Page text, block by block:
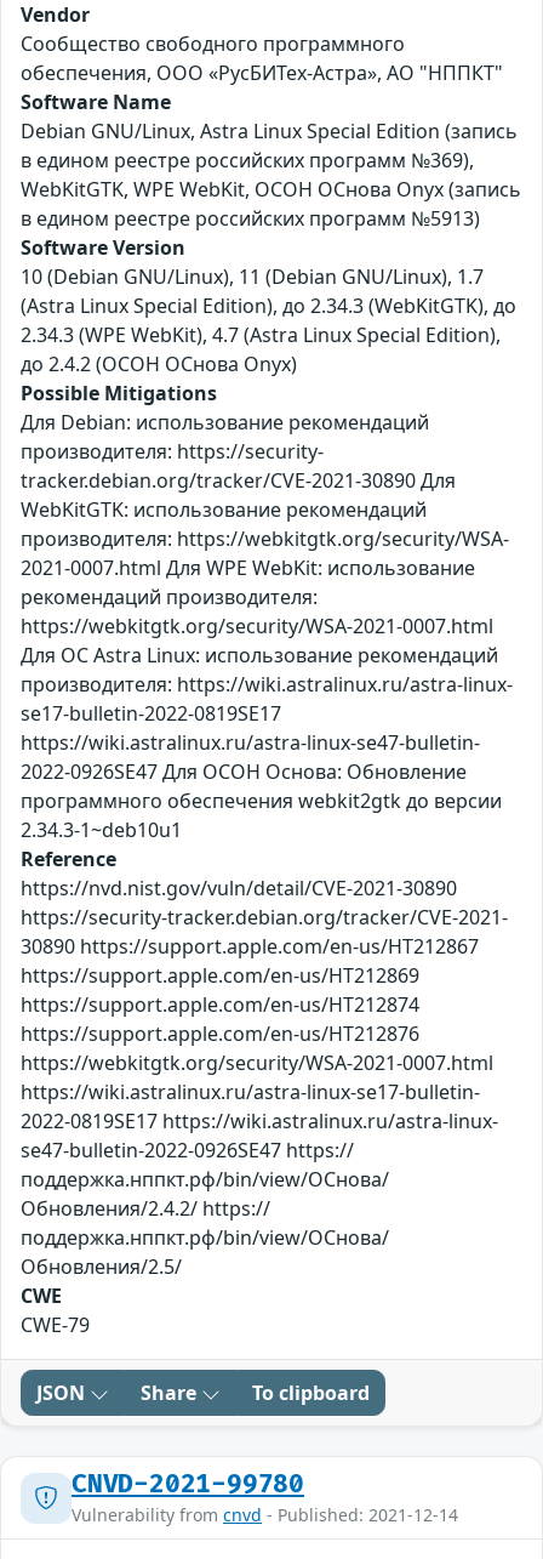
Vendor
Сообщество свободного программного
обеспечения, ООО «РусБИТех-Астра», АО "НППКТ"
Software Name
Debian GNU/Linux, Astra Linux Special Edition (запись
в едином реестре российских программ №369),
WebKitGTK, WPE WebKit, ОСОН ОСнова Оnyx (запись
в едином реестре российских программ №5913)
Software Version
10 (Debian GNU/Linux), 11 (Debian GNU/Linux), 1.7
(Astra Linux Special Edition), до 2.34.3 (WebKitGTK), до
2.34.3 (WPE WebKit), 4.7 (Astra Linux Special Edition),
до 2.4.2 (ОСОН ОСнова Оnyx)
Possible Mitigations
Для Debian: использование рекомендаций
производителя: https://security-
tracker.debian.org/tracker/CVE-2021-30890 Для
WebKitGTK: использование рекомендаций
производителя: https://webkitgtk.org/security/WSA-
2021-0007.html Для WPE WebKit: использование
рекомендаций производителя:
https://webkitgtk.org/security/WSA-2021-0007.html
Для ОС Astra Linux: использование рекомендаций
производителя: https://wiki.astralinux.ru/astra-linux-
se17-bulletin-2022-0819SE17
https://wiki.astralinux.ru/astra-linux-se47-bulletin-
2022-0926SE47 Для ОСОН Основа: Обновление
программного обеспечения webkit2gtk до версии
2.34.3-1~deb10u1
Reference
https://nvd.nist.gov/vuln/detail/CVE-2021-30890
https://security-tracker.debian.org/tracker/CVE-2021-
30890 https://support.apple.com/en-us/HT212867
https://support.apple.com/en-us/HT212869
https://support.apple.com/en-us/HT212874
https://support.apple.com/en-us/HT212876
https://webkitgtk.org/security/WSA-2021-0007.html
https://wiki.astralinux.ru/astra-linux-se17-bulletin-
2022-0819SE17 https://wiki.astralinux.ru/astra-linux-
se47-bulletin-2022-0926SE47 https://
поддержка.нппкт.рф/bin/view/ОСнова/
Обновления/2.4.2/ https://
поддержка.нппкт.рф/bin/view/ОСнова/
Обновления/2.5/
CWE
CWE-79
JSON Share To clipboard
CNVD-2021-99780
Vulnerability from cnvd - Published: 2021-12-14